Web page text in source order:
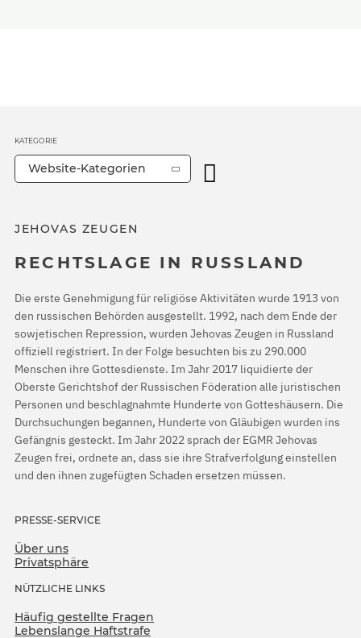
JEHOVAS ZEUGEN
RECHTSLAGE IN RUSSLAND
Die erste Genehmigung für religiöse Aktivitäten wurde 1913 von
den russischen Behörden ausgestellt. 1992, nach dem Ende der
sowjetischen Repression, wurden Jehovas Zeugen in Russland
offiziell registriert. In der Folge besuchten bis zu 290.000
Menschen ihre Gottesdienste. Im Jahr 2017 liquidierte der
Oberste Gerichtshof der Russischen Föderation alle juristischen
Personen und beschlagnahmte Hunderte von Gotteshäusern. Die
Durchsuchungen begannen, Hunderte von Gläubigen wurden ins
Gefängnis gesteckt. Im Jahr 2022 sprach der EGMR Jehovas
Zeugen frei, ordnete an, dass sie ihre Strafverfolgung einstellen
und den ihnen zugefügten Schaden ersetzen müssen.
PRESSE-SERVICE
Über uns
Privatsphäre
NÜTZLICHE LINKS
Häufig gestellte Fragen
Lebenslange Haftstrafe
KATEGORIE
Website-Kategorien